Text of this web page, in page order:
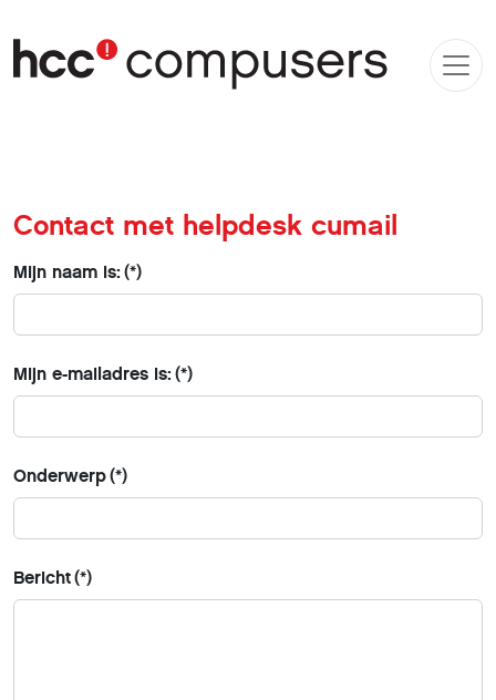
Contact met helpdesk cumail
Mijn naam is:(*)
Mijn e-mailadres is:(*)
Onderwerp(*)
Bericht(*)